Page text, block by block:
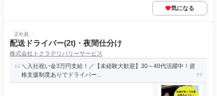
気になる
正社員
配送ドライバー(2t)・夜間仕分け
株式会社トクラデリバリーサービス
＼入社祝い金3万円支給！／【未経験大歓迎】30～40代活躍中！資
格支援制度ありでドライバー...